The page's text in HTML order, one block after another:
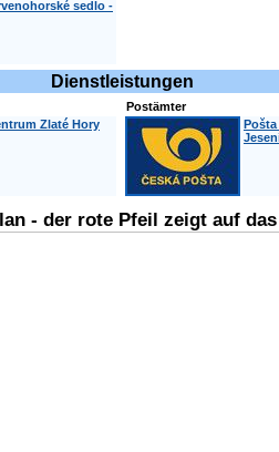
sedlo -
Dienstleistungen
Zlaté Hory
Postämter
Pošta
- der rote Pfeil zeigt auf